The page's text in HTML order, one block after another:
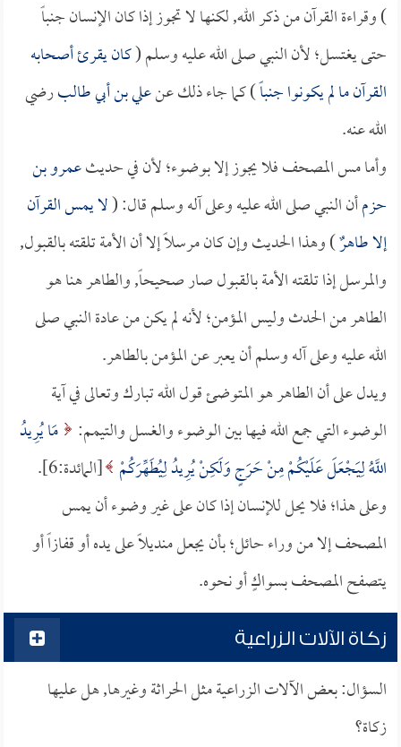
) وقراءة القرآن من ذكر الله, لكنها لا تجوز إذا كان الإنسان جنباً
حتى يغتسل؛ لأن النبي صلى الله عليه وسلم (كان يقرئ أصحابه
القرآن ما لم يكونوا جنباً) كما جاء ذلك عنعلي بن أبي طالبرضي
الله عنه.
وأما مس المصحف فلا يجوز إلا بوضوء؛ لأن في حديثعمرو بن
حزمأن النبي صلى الله عليه وعلى آله وسلم قال: (لا يمس القرآن
إلا طاهرٌ) وهذا الحديث وإن كان مرسلاً إلا أن الأمة تلقته بالقبول,
والمرسل إذا تلقته الأمة بالقبول صار صحيحاً, والطاهر هنا هو
الطاهر من الحدث وليس المؤمن؛ لأنه لم يكن من عادة النبي صلى
الله عليه وعلى آله وسلم أن يعبر عن المؤمن بالطاهر.
ويدل على أن الطاهر هو المتوضئ قول الله تبارك وتعالى في آية
الوضوء التي جمع الله فيها بين الوضوء والغسل والتيمم: مَا يُرِيدُ
اللَّهُ لِيَجْعَلَ عَلَيْكُمْ مِنْ حَرَجٍ وَلَكِنْ يُرِيدُ لِيُطَهِّرَكُمْ [المائدة:6].
وعلى هذا؛ فلا يحل للإنسان إذا كان على غير وضوء أن يمس
المصحف إلا من وراء حائل؛ بأن يجعل منديلاً على يده أو قفازاً أو
يتصفح المصحف بسواكٍ أو نحوه.
زكاة الآلات الزراعية
السؤال: بعض الآلات الزراعية مثل الحراثة وغيرها, هل عليها
زكاة؟